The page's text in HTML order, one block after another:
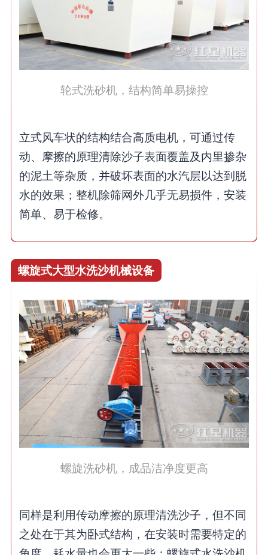
轮式洗砂机，结构简单易操控
立式风车状的结构结合高质电机，可通过传
动、摩擦的原理清除沙子表面覆盖及内里掺杂
的泥土等杂质，并破坏表面的水汽层以达到脱
水的效果；整机除筛网外几乎无易损件，安装
简单、易于检修。
螺旋式大型水洗沙机械设备
螺旋洗砂机，成品洁净度更高
同样是利用传动摩擦的原理清洗沙子，但不同
之处在于其为卧式结构，在安装时需要特定的